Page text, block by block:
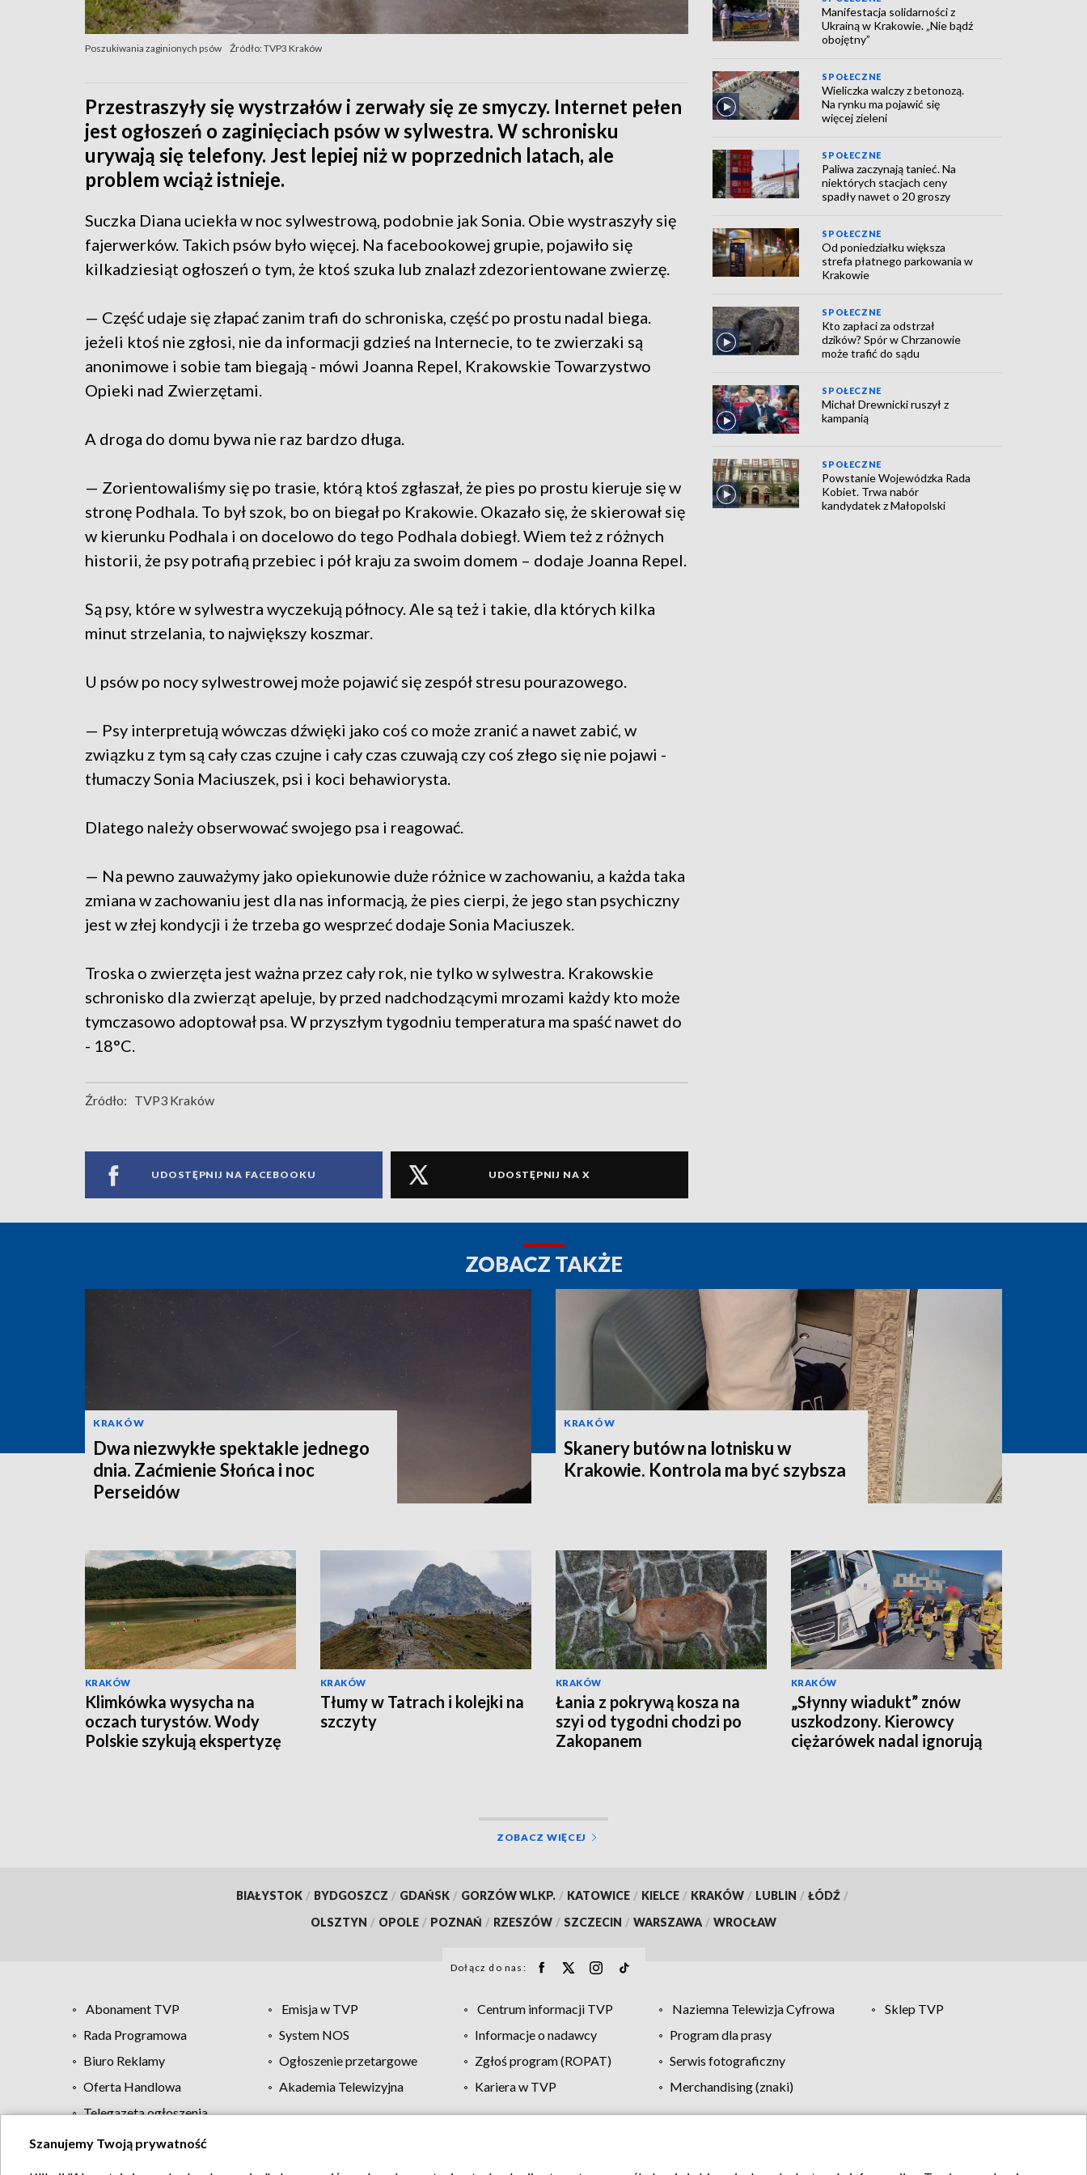
Poszukiwania zaginionych psów Źródło: TVP3 Kraków
Przestraszyły się wystrzałów i zerwały się ze smyczy. Internet pełen
jest ogłoszeń o zaginięciach psów w sylwestra. W schronisku
urywają się telefony. Jest lepiej niż w poprzednich latach, ale
problem wciąż istnieje.
Suczka Diana uciekła w noc sylwestrową, podobnie jak Sonia. Obie wystraszyły się
fajerwerków. Takich psów było więcej. Na facebookowej grupie, pojawiło się
kilkadziesiąt ogłoszeń o tym, że ktoś szuka lub znalazł zdezorientowane zwierzę.
— Część udaje się złapać zanim trafi do schroniska, część po prostu nadal biega.
jeżeli ktoś nie zgłosi, nie da informacji gdzieś na Internecie, to te zwierzaki są
anonimowe i sobie tam biegają - mówi Joanna Repel, Krakowskie Towarzystwo
Opieki nad Zwierzętami.
A droga do domu bywa nie raz bardzo długa.
— Zorientowaliśmy się po trasie, którą ktoś zgłaszał, że pies po prostu kieruje się w
stronę Podhala. To był szok, bo on biegał po Krakowie. Okazało się, że skierował się
w kierunku Podhala i on docelowo do tego Podhala dobiegł. Wiem też z różnych
historii, że psy potrafią przebiec i pół kraju za swoim domem – dodaje Joanna Repel.
Są psy, które w sylwestra wyczekują północy. Ale są też i takie, dla których kilka
minut strzelania, to największy koszmar.
U psów po nocy sylwestrowej może pojawić się zespół stresu pourazowego.
— Psy interpretują wówczas dźwięki jako coś co może zranić a nawet zabić, w
związku z tym są cały czas czujne i cały czas czuwają czy coś złego się nie pojawi -
tłumaczy Sonia Maciuszek, psi i koci behawiorysta.
Dlatego należy obserwować swojego psa i reagować.
— Na pewno zauważymy jako opiekunowie duże różnice w zachowaniu, a każda taka
zmiana w zachowaniu jest dla nas informacją, że pies cierpi, że jego stan psychiczny
jest w złej kondycji i że trzeba go wesprzeć dodaje Sonia Maciuszek.
Troska o zwierzęta jest ważna przez cały rok, nie tylko w sylwestra. Krakowskie
schronisko dla zwierząt apeluje, by przed nadchodzącymi mrozami każdy kto może
tymczasowo adoptował psa. W przyszłym tygodniu temperatura ma spaść nawet do
- 18°C.
Źródło: TVP3 Kraków
UDOSTĘPNIJ NA FACEBOOKU UDOSTĘPNIJ NA X
Manifestacja solidarności z
Ukrainą w Krakowie. „Nie bądź
obojętny”
SPOŁECZNE
Wieliczka walczy z betonozą.
Na rynku ma pojawić się
więcej zieleni
SPOŁECZNE
Paliwa zaczynają tanieć. Na
niektórych stacjach ceny
spadły nawet o 20 groszy
SPOŁECZNE
Od poniedziałku większa
strefa płatnego parkowania w
Krakowie
SPOŁECZNE
Kto zapłaci za odstrzał
dzików? Spór w Chrzanowie
może trafić do sądu
SPOŁECZNE
Michał Drewnicki ruszył z
kampanią
SPOŁECZNE
Powstanie Wojewódzka Rada
Kobiet. Trwa nabór
kandydatek z Małopolski
ZOBACZ TAKŻE
KRAKÓW
Dwa niezwykłe spektakle jednego
dnia. Zaćmienie Słońca i noc
Perseidów
KRAKÓW
Skanery butów na lotnisku w
Krakowie. Kontrola ma być szybsza
KRAKÓW
Klimkówka wysycha na
oczach turystów. Wody
Polskie szykują ekspertyzę
KRAKÓW
Tłumy w Tatrach i kolejki na
szczyty
KRAKÓW
Łania z pokrywą kosza na
szyi od tygodni chodzi po
Zakopanem
KRAKÓW
„Słynny wiadukt” znów
uszkodzony. Kierowcy
ciężarówek nadal ignorują
ZOBACZ WIĘCEJ
BIAŁYSTOK / BYDGOSZCZ / GDAŃSK / GORZÓW WLKP. / KATOWICE / KIELCE / KRAKÓW / LUBLIN / ŁÓDŹ /
OLSZTYN / OPOLE / POZNAŃ / RZESZÓW / SZCZECIN / WARSZAWA / WROCŁAW
Dołącz do nas:
Abonament TVP Emisja w TVP Centrum informacji TVP Naziemna Telewizja Cyfrowa
Sklep TVP
Rada Programowa
System NOS Informacje o nadawcy
Program dla prasy
Biuro Reklamy
Ogłoszenie przetargowe Zgłoś program (ROPAT)
Serwis fotograficzny
Oferta Handlowa
Akademia Telewizyjna Kariera w TVP
Merchandising (znaki)
Telegazeta ogłoszenia
Regulamin TVP Polityka prywatności Moje zgody Pomoc Biuro reklamy Kontakt
Szanujemy Twoją prywatność